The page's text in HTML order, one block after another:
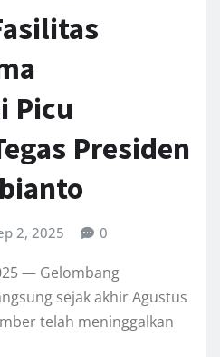
Picu
Presiden
2, 2025 0
— Gelombang
sejak akhir Agustus
telah meninggalkan